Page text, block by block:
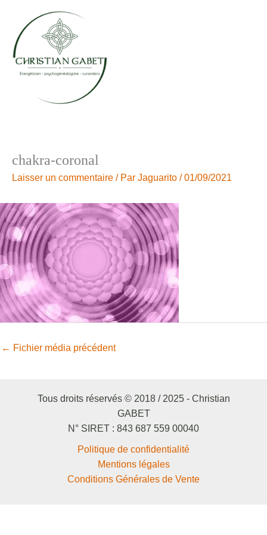
contenu
chakra-coronal
Laisser un commentaire / Par Jaguarito /01/09/2021
← Fichier média précédent
Tous droits réservés © 2018 / 2025 - Christian
GABET
N° SIRET : 843 687 559 00040
Politique de confidentialité
Mentions légales
Conditions Générales de Vente